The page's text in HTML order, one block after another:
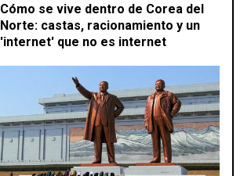
Cómo se vive dentro de Corea del
Norte: castas, racionamiento y un
'internet' que no es internet